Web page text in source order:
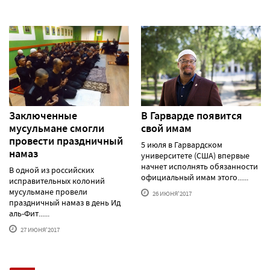
Заключенные
мусульмане смогли
провести праздничный
намаз
В одной из российских
исправительных колоний
мусульмане провели
праздничный намаз в день Ид
аль-Фит......
27 ИЮНЯ'2017
В Гарварде появится
свой имам
5 июля в Гарвардском
университете (США) впервые
начнет исполнять обязанности
официальный имам этого......
26 ИЮНЯ'2017